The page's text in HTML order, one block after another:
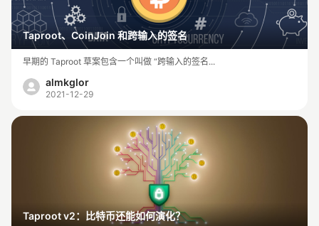
Taproot、CoinJoin 和跨输入的签名
早期的 Taproot 草案包含一个叫做 “跨输入的签名...
almkglor
2021-12-29
Taproot v2：比特币还能如何演化？